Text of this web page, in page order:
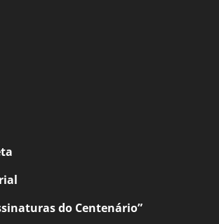
do Centenário”